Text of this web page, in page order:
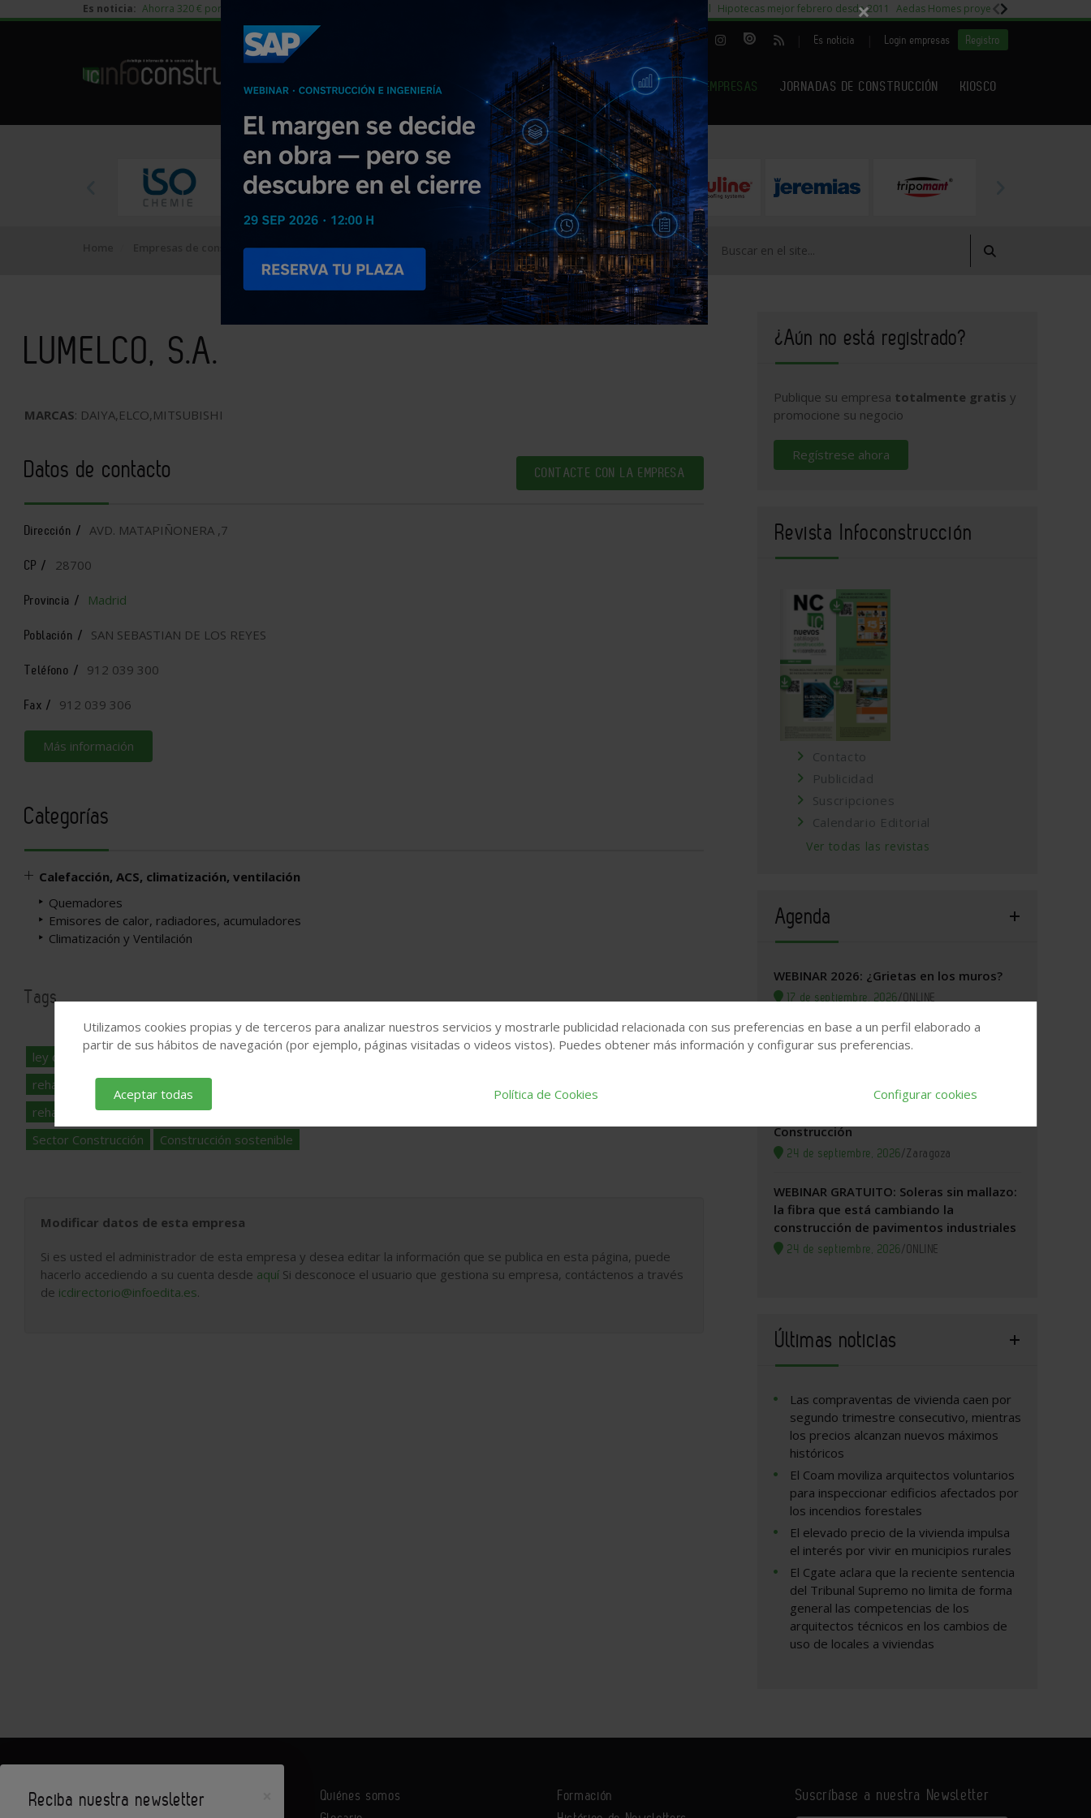
Es noticia: Ahorra 320 € por vivienda en edificación residencial 29% cambiar al alquiler temporal Hipotecas mejor febrero desde 2011 Aedas Homes proyecto Fiora
| Es noticia Login empresas Registro
NOTICIAS PRODUCTOS AGENDA ARTÍCULOS EMPRESAS JORNADAS DE CONSTRUCCIÓN KIOSCO
EMPRESAS PREMIUM
Empresas de construcción LUMELCO, S.A.
LUMELCO, S.A.
MARCAS: DAIYA,ELCO,MITSUBISHI
Datos de contacto CONTACTE CON LA EMPRESA
Dirección / AVD. MATAPIÑONERA ,7
CP / 28700
Provincia / Madrid
Población / SAN SEBASTIAN DE LOS REYES
Teléfono / 912 039 300
Fax / 912 039 306
Más información
Categorías
Calefacción, ACS, climatización, ventilación
Quemadores
Emisores de calor, radiadores, acumuladores
Climatización y Ventilación
Tags
ley de rehabilitación convenio construcción instituto de rehabilitación
rehabilitación energética
rehabilitación de edificios
rehabilitación edificios madrid
rehabilitación de edificios
rehabilitación edificios barcelona
Sector Construcción
Construcción sostenible
Modificar datos de esta empresa
Si es usted el administrador de esta empresa y desea editar la información que se publica en esta página, puede
hacerlo accediendo a su cuenta desde aquí Si desconoce el usuario que gestiona su empresa, contáctenos a través
de icdirectorio@infoedita.es.
¿Aún no está registrado?
Publique su empresa totalmente gratis y
promocione su negocio
Regístrese ahora
Revista Infoconstrucción
Contacto
Publicidad
Suscripciones
Calendario Editorial
Ver todas las revistas
Agenda
WEBINAR 2026: ¿Grietas en los muros?
17 de septiembre, 2026/ONLINE
Valladolid, 2026. Jornada Arquitectura y
Construcción
Construcción
24 de septiembre, 2026/Zaragoza
WEBINAR GRATUITO: Soleras sin mallazo:
la fibra que está cambiando la
construcción de pavimentos industriales
24 de septiembre, 2026/ONLINE
Últimas noticias
Las compraventas de vivienda caen por
segundo trimestre consecutivo, mientras
los precios alcanzan nuevos máximos
históricos
El Coam moviliza arquitectos voluntarios
para inspeccionar edificios afectados por
los incendios forestales
El elevado precio de la vivienda impulsa
el interés por vivir en municipios rurales
El Cgate aclara que la reciente sentencia
del Tribunal Supremo no limita de forma
general las competencias de los
arquitectos técnicos en los cambios de
uso de locales a viviendas
Quiénes somos
Formación
Suscríbase a nuestra Newsletter
Utilizamos cookies propias y de terceros para analizar nuestros servicios y mostrarle publicidad relacionada con sus preferencias en base a un perfil elaborado a
partir de sus hábitos de navegación (por ejemplo, páginas visitadas o videos vistos). Puedes obtener más información y configurar sus preferencias.
Aceptar todas Política de Cookies Configurar cookies
×
Reciba nuestra newsletter